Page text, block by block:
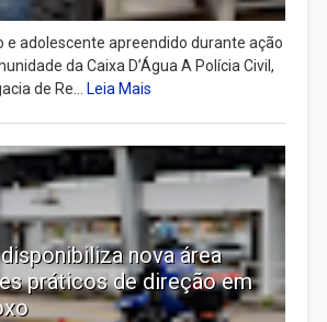
e adolescente apreendido durante ação
da Caixa D’Água A Polícia Civil,
de Re... Leia Mais
nova área
práticos de direção em